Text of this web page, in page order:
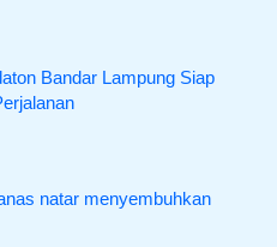
Bandar Lampung Siap
natar menyembuhkan